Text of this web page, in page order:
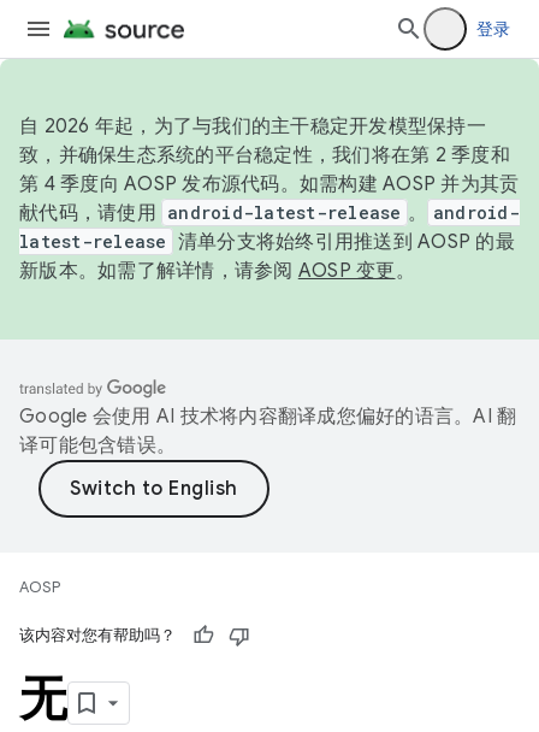
登录
自 2026 年起，为了与我们的主干稳定开发模型保持一
致，并确保生态系统的平台稳定性，我们将在第 2 季度和
第 4 季度向 AOSP 发布源代码。如需构建 AOSP 并为其贡
献代码，请使用 android-latest-release 。
android-
latest-release 清单分支将始终引用推送到 AOSP 的最
新版本。如需了解详情，请参阅 AOSP 变更。
Google 会使用 AI 技术将内容翻译成您偏好的语言。AI 翻
译可能包含错误。
AOSP
该内容对您有帮助吗？
无